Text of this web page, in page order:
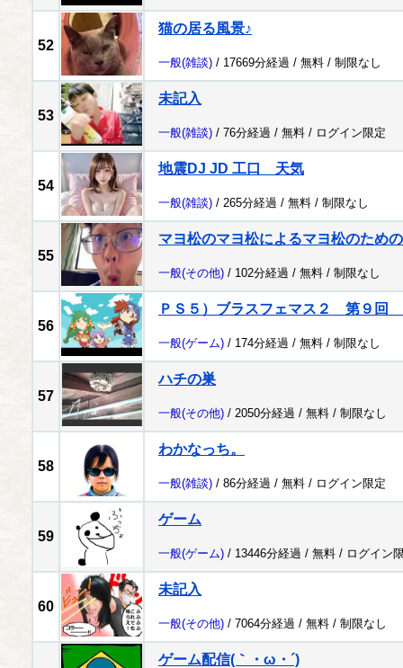
52
猫の居る風景♪
一般(雑談) / 17669分経過 / 無料 / 制限なし
53
未記入
一般(雑談) / 76分経過 / 無料 / ログイン限定
54
地震DJ JD 工口 天気
一般(雑談) / 265分経過 / 無料 / 制限なし
55
マヨ松のマヨ松によるマヨ松のため
一般(その他) / 102分経過 / 無料 / 制限なし
56
ＰＳ５）ブラスフェマス２ 第９回
一般(ゲーム) / 174分経過 / 無料 / 制限なし
57
ハチの巣
一般(その他) / 2050分経過 / 無料 / 制限なし
58
わかなっち。
一般(雑談) / 86分経過 / 無料 / ログイン限定
59
ゲーム
一般(ゲーム) / 13446分経過 / 無料 / ログイン
60
未記入
一般(その他) / 7064分経過 / 無料 / 制限なし
ゲーム配信(｀・ω・´)